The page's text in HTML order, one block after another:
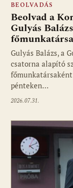
BEOLVADÁS
Beolvad a
Gulyás
Gulyás Balázs, a
csatorna alapító
pénteken…
2026.07.31.